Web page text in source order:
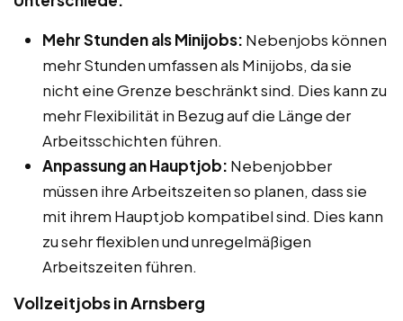
Mehr Stunden als Minijobs: Nebenjobs können
mehr Stunden umfassen als Minijobs, da sie
nicht eine Grenze beschränkt sind. Dies kann zu
mehr Flexibilität in Bezug auf die Länge der
Arbeitsschichten führen.
Anpassung an Hauptjob: Nebenjobber
müssen ihre Arbeitszeiten so planen, dass sie
mit ihrem Hauptjob kompatibel sind. Dies kann
zu sehr flexiblen und unregelmäßigen
Arbeitszeiten führen.
Vollzeitjobs in Arnsberg